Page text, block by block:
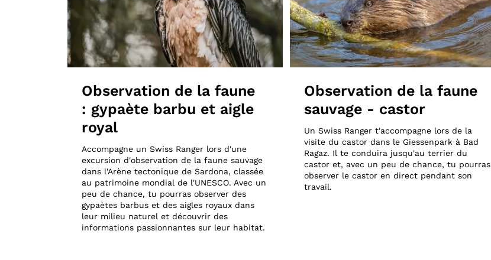
Observation de la faune
: gypaète barbu et aigle
royal
Accompagne un Swiss Ranger lors d'une
excursion d'observation de la faune sauvage
dans l'Arène tectonique de Sardona, classée
au patrimoine mondial de l'UNESCO. Avec un
peu de chance, tu pourras observer des
gypaètes barbus et des aigles royaux dans
leur milieu naturel et découvrir des
informations passionnantes sur leur habitat.
Observation de la faune
sauvage - castor
Un Swiss Ranger t'accompagne lors de la
visite du castor dans le Giessenpark à Bad
Ragaz. Il te conduira jusqu'au terrier du
castor et, avec un peu de chance, tu pourras
observer le castor en direct pendant son
travail.